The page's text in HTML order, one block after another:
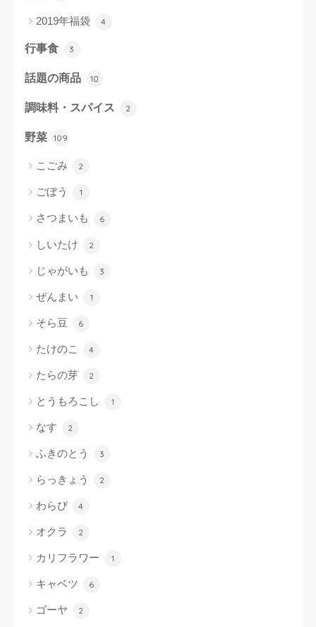
2019年福袋 4
行事食 3
話題の商品 10
調味料・スパイス 2
野菜 109
こごみ 2
ごぼう 1
さつまいも 6
しいたけ 2
じゃがいも 3
ぜんまい 1
そら豆 6
たけのこ 4
たらの芽 2
とうもろこし 1
なす 2
ふきのとう 3
らっきょう 2
わらび 4
オクラ 2
カリフラワー 1
キャベツ 6
ゴーヤ 2